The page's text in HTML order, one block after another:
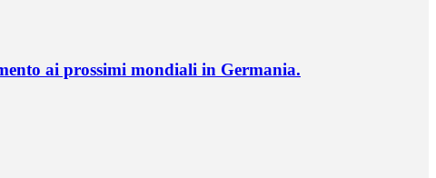
ai prossimi mondiali in Germania.